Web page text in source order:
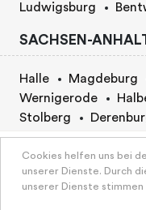
Preis nach
Ludwigsburg
SACHSEN-
Halle Magdeburg
Wernigerode
Stolberg
BERLIN
Berlin
Cookies helfen uns bei
unserer Dienste. Durch
unserer Dienste stimmen